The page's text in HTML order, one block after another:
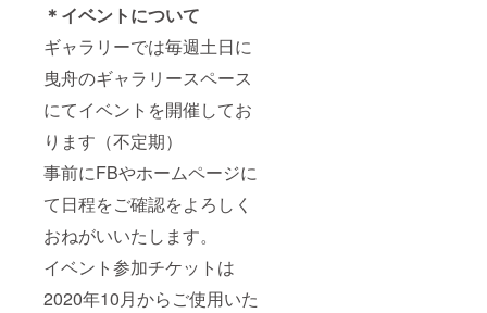
＊イベントについて
ギャラリーでは毎週土日に
曳舟のギャラリースペース
にてイベントを開催してお
ります（不定期）
事前にFBやホームページに
て日程をご確認をよろしく
おねがいいたします。
イベント参加チケットは
2020年10月からご使用いた